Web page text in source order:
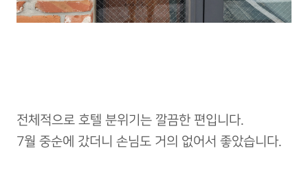
전체적으로 호텔 분위기는 깔끔한 편입니다.
7월 중순에 갔더니 손님도 거의 없어서 좋았습니다.